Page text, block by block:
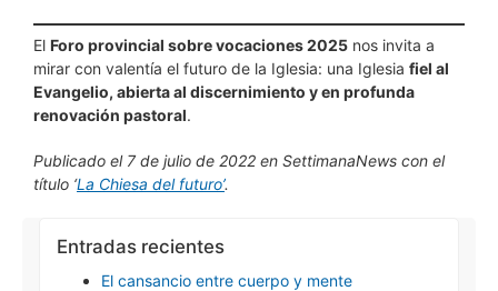
El Foro provincial sobre vocaciones 2025 nos invita a
mirar con valentía el futuro de la Iglesia: una Iglesia fiel al
Evangelio, abierta al discernimiento y en profunda
renovación pastoral.
Publicado el 7 de julio de 2022 en SettimanaNews con el
título ‘La Chiesa del futuro’.
Entradas recientes
El cansancio entre cuerpo y mente